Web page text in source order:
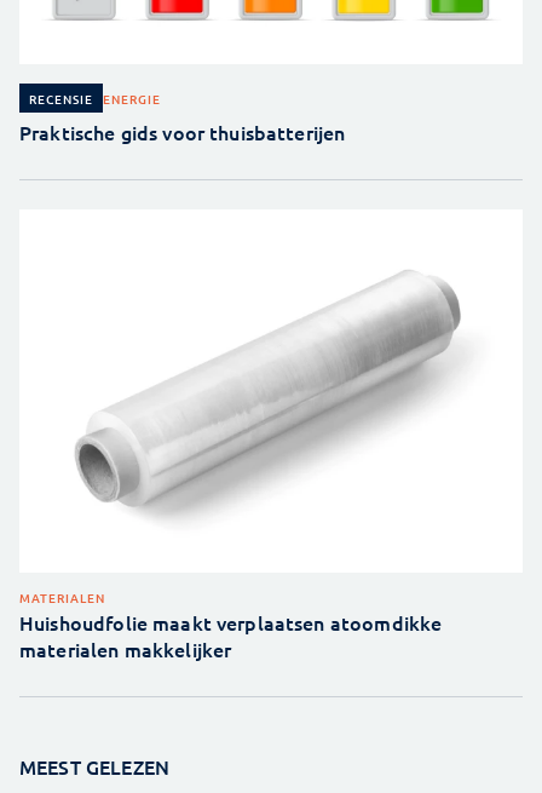
RECENSIE ENERGIE
Praktische gids voor thuisbatterijen
MATERIALEN
Huishoudfolie maakt verplaatsen atoomdikke
materialen makkelijker
MEEST GELEZEN